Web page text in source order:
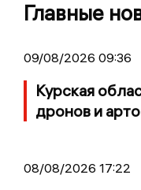
Главные
09/08/2026 09:36
Курская
дронов и
08/08/2026 17:22